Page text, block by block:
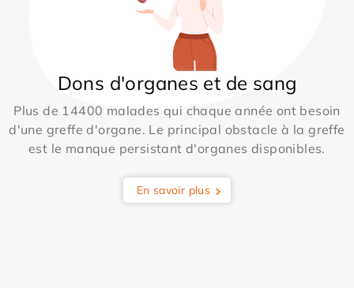
Dons d'organes et de sang
Plus de 14400 malades qui chaque année ont besoin
d'une greffe d'organe. Le principal obstacle à la greffe
est le manque persistant d'organes disponibles.
En savoir plus